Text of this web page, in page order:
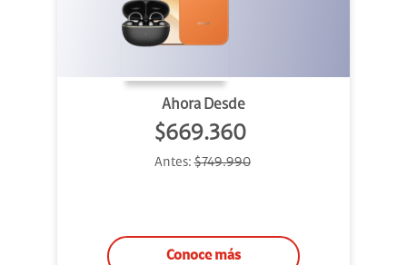
Ahora Desde
$669.360
Antes:$749.990
Conoce más